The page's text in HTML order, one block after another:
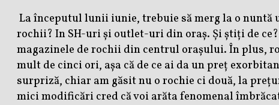
La începutul lunii iunie, trebuie să merg la o nuntă
rochii? In SH-uri și outlet-uri din oraș. Și știți de
magazinele de rochii din centrul orașului. În plus,
mult de cinci ori, așa că de ce ai da un preț
surpriză, chiar am găsit nu o rochie ci două, la
mici modificări cred că voi arăta fenomenal